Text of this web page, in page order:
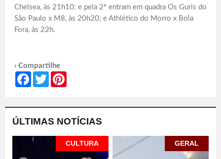
Chelsea, às 21h10; e pela 2ª entram em quadra Os Guris do
São Paulo x M8, às 20h20; e Athlético do Morro x Bola
Fora, às 22h.
› Compartilhe
Facebook
Twitter
ÚLTIMAS NOTÍCIAS
CULTURA GERAL